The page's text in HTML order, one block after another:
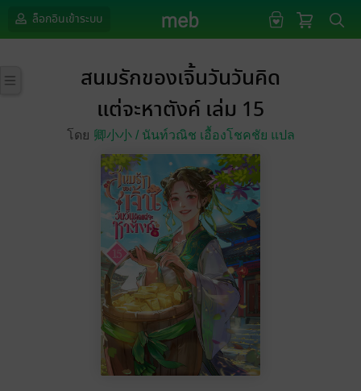
ล็อกอินเข้าระบบ
สนมรักของเจิ้นวันวันคิด
แต่จะหาตังค์ เล่ม 15
โดย 卿小小 / นันท์วณิช เอื้องโชคชัย แปล